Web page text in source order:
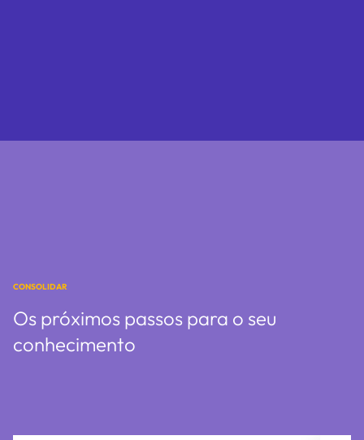
CONSOLIDAR
Os próximos passos para o seu
conhecimento